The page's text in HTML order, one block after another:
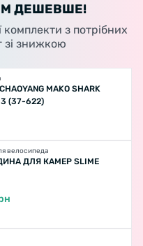
ДЕШЕВШЕ!
комплекти з потрібних
зі знижкою
MAKO SHARK
(37-622)
велосипеда
ДЛЯ КАМЕР SLIME